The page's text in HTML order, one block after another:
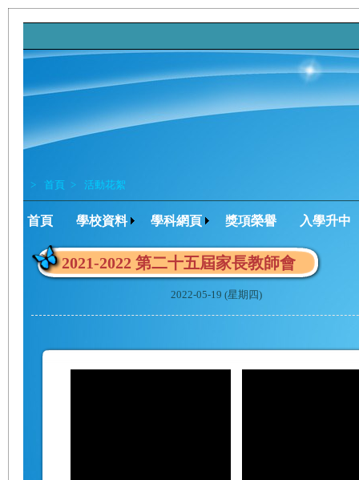
> 首頁 > 活動花絮
首頁 學校資料 學科網頁 獎項榮譽 入學升中
2021-2022 第二十五屆家長教師會
2022-05-19 (星期四)